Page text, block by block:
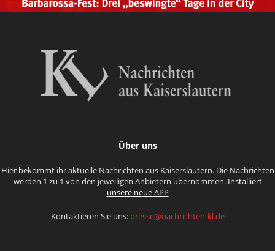
Über uns
Hier bekommt ihr aktuelle Nachrichten aus Kaiserslautern. Die Nachrichten
werden 1 zu 1 von den jeweiligen Anbietern übernommen. Installiert
unsere neue APP
Kontaktieren Sie uns: presse@nachrichten-kl.de